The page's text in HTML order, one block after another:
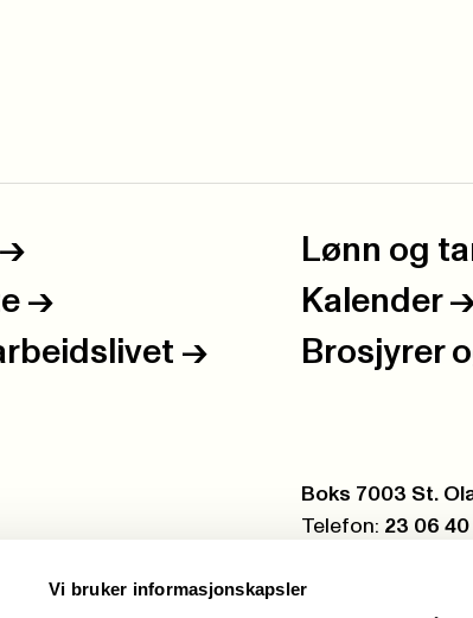
Vi bruker informasjonskapsler
-> Lønn og
-> Kalender -
-> Brosjyrer
Postboks:
Boks 7003 St.
Telefon: 23 06